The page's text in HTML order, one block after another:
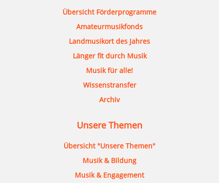
Übersicht Förderprogramme
Amateurmusikfonds
Landmusikort des Jahres
Länger fit durch Musik
Musik für alle!
Wissenstransfer
Archiv
Unsere Themen
Übersicht "Unsere Themen"
Musik & Bildung
Musik & Engagement